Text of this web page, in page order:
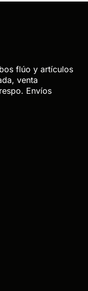
flúo y artículos
venta
Envíos